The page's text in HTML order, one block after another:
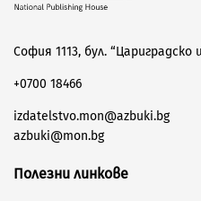
София 1113, бул.
+0700 18466
izdatelstvo.mon@azbuki.bg
azbuki@mon.bg
Полезни линкове